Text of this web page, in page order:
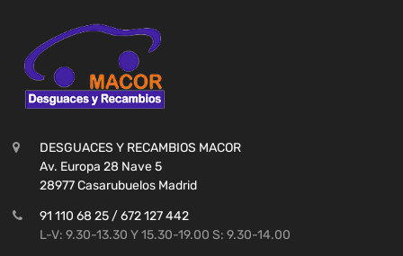
DESGUACES Y RECAMBIOS MACOR
Av. Europa 28 Nave 5
28977 Casarubuelos Madrid
91 110 68 25 / 672 127 442
L-V: 9.30-13.30 Y 15.30-19.00 S: 9.30-14.00